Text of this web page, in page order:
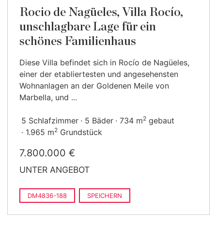
Rocio de Nagüeles, Villa Rocío,
unschlagbare Lage für ein
schönes Familienhaus
Diese Villa befindet sich in Rocío de Nagüeles,
einer der etabliertesten und angesehensten
Wohnanlagen an der Goldenen Meile von
Marbella, und ...
5 Schlafzimmer 5 Bäder 734 m2 gebaut
1.965 m2 Grundstück
7.800.000 €
UNTER ANGEBOT
DM4836-188 SPEICHERN